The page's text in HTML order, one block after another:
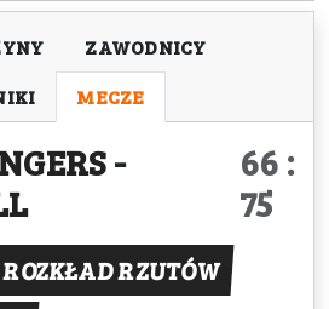
ZAWODNICY
MECZE
-
66 :
75
ROZKŁAD RZUTÓW